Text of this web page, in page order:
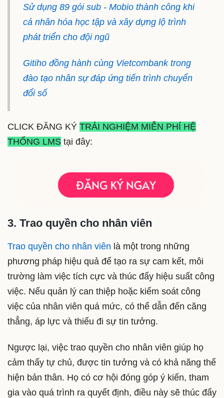
Sử dụng 89 gói sub - Mobio thành công khi
cá nhân hóa học tập và xây dựng lộ trình
phát triển cho đội ngũ
Gitiho đồng hành cùng Vietcombank trong
đào tạo nhân sự đáp ứng tiến trình chuyển
đổi số
CLICK ĐĂNG KÝ TRẢI NGHIỆM MIỄN PHÍ HỆ
THỐNG LMS tại đây:
3. Trao quyền cho nhân viên
Trao quyền cho nhân viên là một trong những
phương pháp hiệu quả để tạo ra sự cam kết, môi
trường làm việc tích cực và thúc đẩy hiệu suất công
việc. Nếu quản lý can thiệp hoặc kiểm soát công
việc của nhân viên quá mức, có thể dẫn đến căng
thẳng, áp lực và thiếu đi sự tin tưởng.
Ngược lại, việc trao quyền cho nhân viên giúp họ
cảm thấy tự chủ, được tin tưởng và có khả năng thể
hiện bản thân. Họ có cơ hội đóng góp ý kiến, tham
gia vào quá trình ra quyết định, điều này sẽ thúc đẩy